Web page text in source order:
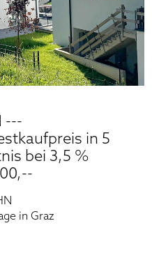
---
in 5
bei 3,5 %
in Graz